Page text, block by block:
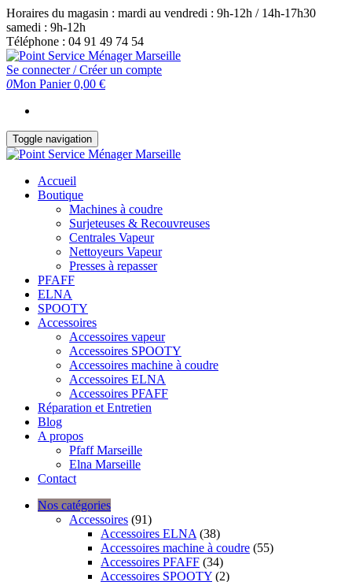
Skip
to
the
content
Horaires du magasin : mardi au vendredi : 9h-12h / 14h-17h30
samedi : 9h-12h
Téléphone : 04 91 49 74 54
Se connecter / Créer un compte
0Mon Panier0,00 €
Toggle navigation
Accueil
Boutique
Machines à coudre
Surjeteuses & Recouvreuses
Centrales Vapeur
Nettoyeurs Vapeur
Presses à repasser
PFAFF
ELNA
SPOOTY
Accessoires
Accessoires vapeur
Accessoires SPOOTY
Accessoires machine à coudre
Accessoires ELNA
Accessoires PFAFF
Réparation et Entretien
Blog
A propos
Pfaff Marseille
Elna Marseille
Contact
Nos catégories
Accessoires (91)
Accessoires ELNA (38)
Accessoires machine à coudre (55)
Accessoires PFAFF (34)
Accessoires SPOOTY (2)